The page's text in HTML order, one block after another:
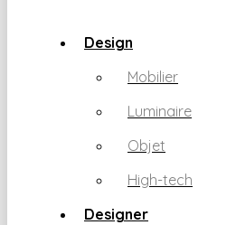
Design
Mobilier
Luminaire
Objet
High-tech
Designer